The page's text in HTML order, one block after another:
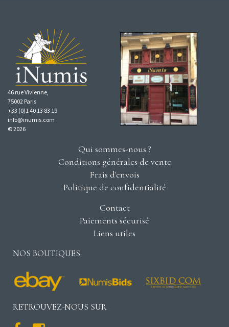
46 rue Vivienne,
75002 Paris
+33 (0)1 40 13 83 19
info@inumis.com
© 2026
Qui sommes-nous ?
Conditions générales de vente
Frais d'envois
Politique de confidentialité
Contact
Paiements sécurisé
Liens utiles
NOS BOUTIQUES
RETROUVEZ-NOUS SUR